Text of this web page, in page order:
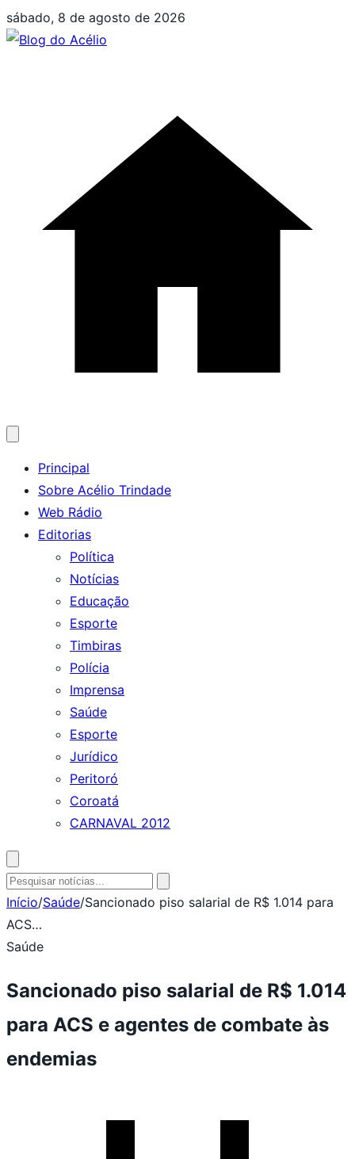
Pular
para
sábado, 8 de agosto de 2026
menu
Principal
Sobre Acélio Trindade
Web Rádio
Editorias
Política
Notícias
Educação
Esporte
Timbiras
Polícia
Imprensa
Saúde
Esporte
Jurídico
Peritoró
Coroatá
CARNAVAL 2012
busca
Pesquisar
por:
Início/Saúde/Sancionado piso salarial de R$ 1.014 para
ACS…
Saúde
Sancionado piso salarial de R$ 1.014
para ACS e agentes de combate às
endemias